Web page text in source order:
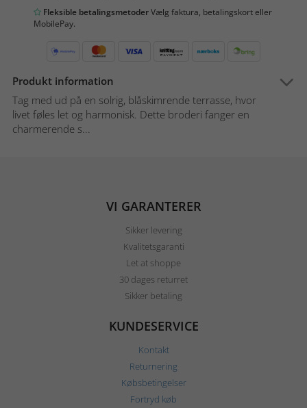
Fleksible betalingsmetoderVælg faktura, betalingskort eller
MobilePay.
Produkt information
Tag med ud på en solrig, blåskimrende terrasse, hvor
livet føles let og harmonisk. Dette broderi fanger en
charmerende s...
VI GARANTERER
Sikker levering
Kvalitetsgaranti
Let at shoppe
30 dages returret
Sikker betaling
KUNDESERVICE
Kontakt
Returnering
Købsbetingelser
Fortryd køb